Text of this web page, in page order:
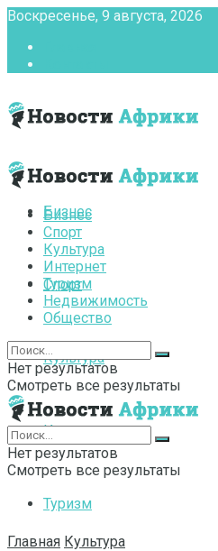
Воскресенье, 9 августа, 2026
Бизнес
Спорт
Культура
Интернет
Туризм
Бизнес
Спорт
Культура
Интернет
Туризм
Недвижимость
Общество
Нет результатов
Смотреть все результаты
Нет результатов
Смотреть все результаты
Главная Культура